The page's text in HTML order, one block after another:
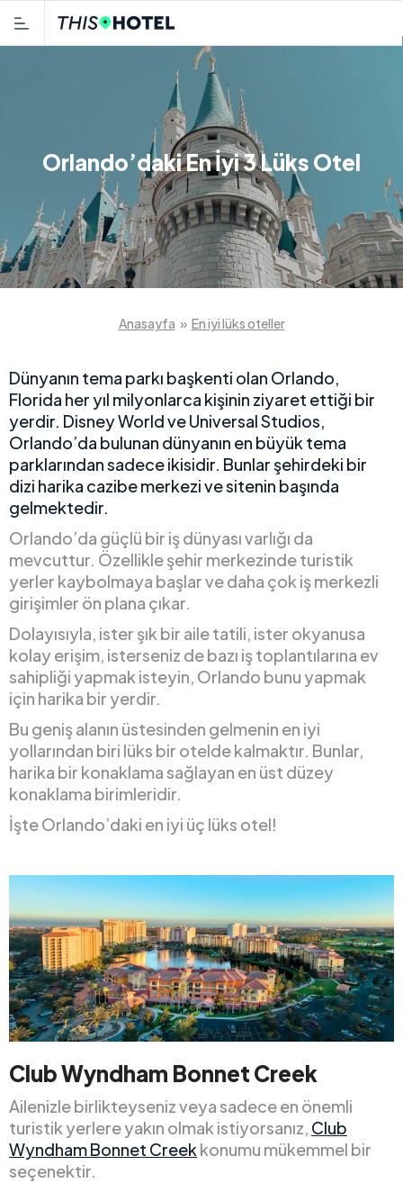
Orlando’daki En İyi 3 Lüks Otel
Anasayfa » En iyi lüks oteller
Dünyanın tema parkı başkenti olan Orlando,
Florida her yıl milyonlarca kişinin ziyaret ettiği bir
yerdir. Disney World ve Universal Studios,
Orlando’da bulunan dünyanın en büyük tema
parklarından sadece ikisidir. Bunlar şehirdeki bir
dizi harika cazibe merkezi ve sitenin başında
gelmektedir.
Orlando’da güçlü bir iş dünyası varlığı da
mevcuttur. Özellikle şehir merkezinde turistik
yerler kaybolmaya başlar ve daha çok iş merkezli
girişimler ön plana çıkar.
Dolayısıyla, ister şık bir aile tatili, ister okyanusa
kolay erişim, isterseniz de bazı iş toplantılarına ev
sahipliği yapmak isteyin, Orlando bunu yapmak
için harika bir yerdir.
Bu geniş alanın üstesinden gelmenin en iyi
yollarından biri lüks bir otelde kalmaktır. Bunlar,
harika bir konaklama sağlayan en üst düzey
konaklama birimleridir.
İşte Orlando’daki en iyi üç lüks otel!
Club Wyndham Bonnet Creek
Ailenizle birlikteyseniz veya sadece en önemli
turistik yerlere yakın olmak istiyorsanız, Club
Wyndham Bonnet Creek konumu mükemmel bir
seçenektir.